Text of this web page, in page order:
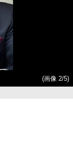
(画像 2/5)